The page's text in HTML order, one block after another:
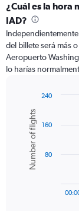
categories.
Range:
categories.
The
chart
has
axis
displaying
values.
Range:
¿Cuál es la hora
IAD?
del billete será más
Aeropuerto
lo harías
chart
with
bars.
The
Chart
graphic.
Number of flights 80
160
240